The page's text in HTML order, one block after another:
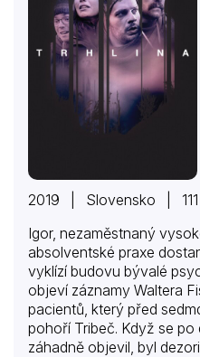
2019 | Slovensko | 111
Igor, nezaměstnaný
absolventské praxe
vyklízí budovu bývalé
objeví záznamy Waltera
pacientů, který před
pohoří Tribeč. Když se
záhadně objevil, byl